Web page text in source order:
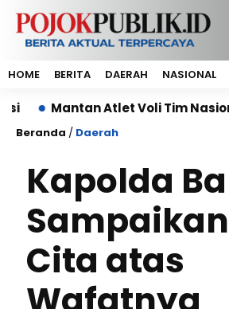
HOME BERITA DAERAH NASIONAL
Mantan Atlet Voli Tim Nasional
Beranda / Daerah
Kapolda
Cita atas